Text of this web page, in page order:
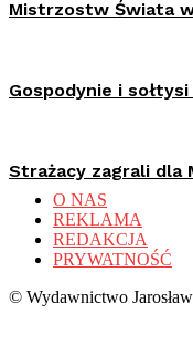
Mistrzostw Świata
Gospodynie i
Strażacy zagrali dla
O NAS
REKLAMA
REDAKCJA
PRYWATNOŚĆ
© Wydawnictwo